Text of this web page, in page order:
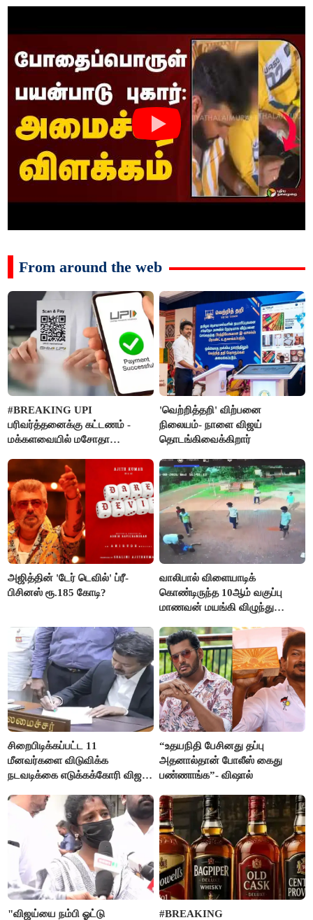
From around the web
#BREAKING UPI
பரிவர்த்தனைக்கு கட்டணம் -
மக்களவையில் மசோதா
'வெற்றித்தறி' விற்பனை
நிலையம்- நாளை விஜய்
தொடங்கிவைக்கிறார்
அஜித்தின் 'டேர் டெவில்' ப்ரீ-
பிசினஸ் ரூ.185 கோடி?
வாலிபால் விளையாடிக்
கொண்டிருந்த 10ஆம் வகுப்பு
மாணவன் மயங்கி விழுந்து
சிறைபிடிக்கப்பட்ட 11
மீனவர்களை விடுவிக்க
நடவடிக்கை எடுக்கக்கோரி விஜய்
“உதயநிதி பேசினது தப்பு
அதனால்தான் போலீஸ் கைது
பண்ணாங்க”- விஷால்
"விஜய்யை நம்பி ஓட்டு
#BREAKING